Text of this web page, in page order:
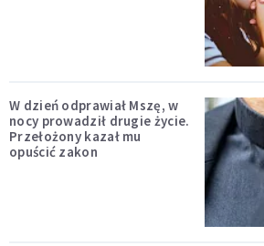
W dzień odprawiał Mszę, w
nocy prowadził drugie życie.
Przełożony kazał mu
opuścić zakon